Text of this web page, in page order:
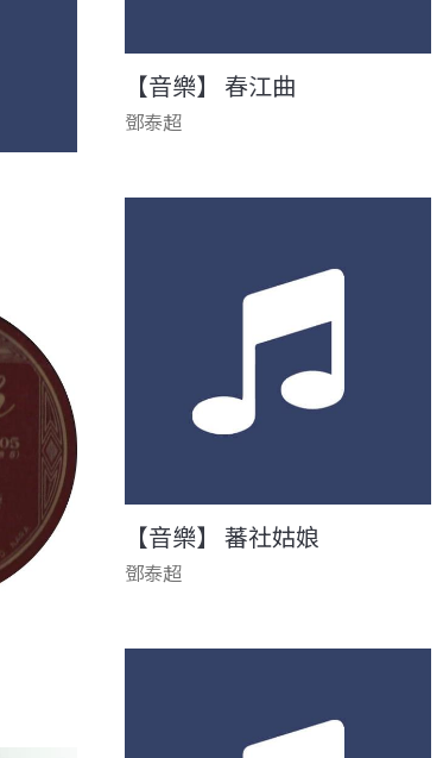
【音樂】 春江曲
鄧泰超
【音樂】 蕃社姑娘
鄧泰超